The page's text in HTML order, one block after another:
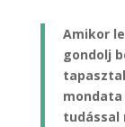
Amikor
gondolj
tudással